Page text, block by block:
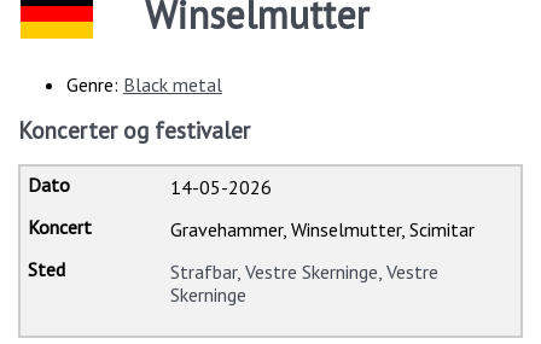
Winselmutter
Genre: Black metal
Koncerter og festivaler
14-05-2026
Gravehammer, Winselmutter, Scimitar
Strafbar, Vestre Skerninge, Vestre
Skerninge